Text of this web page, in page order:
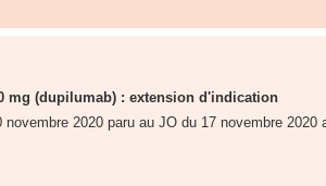
mg (dupilumab) : extension d'indication
novembre 2020 paru au JO du 17 novembre 2020